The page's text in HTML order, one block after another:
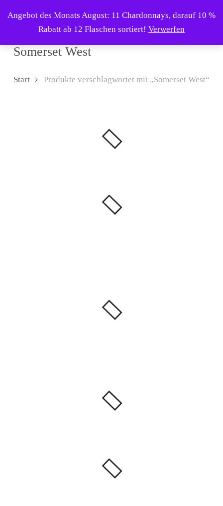
Angebot des Monats August: 11 Chardonnays, darauf 10 %
Rabatt ab 12 Flaschen sortiert! Verwerfen
content
search
Somerset West
Start Produkte verschlagwortet mit „Somerset West“